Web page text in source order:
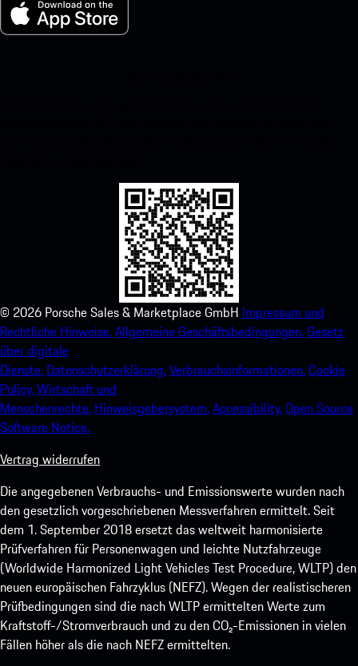
© 2026 Porsche Sales & Marketplace GmbH Impressum und
Rechtliche Hinweise.Allgemeine Geschäftsbedingungen.Gesetz
über digitale
Dienste. Datenschutzerklärung.Verbrauchsinformationen.Cookie
Policy.Wirtschaft und
Menschenrechte. Hinweisgebersystem.Accessibility.Open Source
Software Notice.
Vertrag widerrufen
Die angegebenen Verbrauchs- und Emissionswerte wurden nach
den gesetzlich vorgeschriebenen Messverfahren ermittelt. Seit
dem 1. September 2018 ersetzt das weltweit harmonisierte
Prüfverfahren für Personenwagen und leichte Nutzfahrzeuge
(Worldwide Harmonized Light Vehicles Test Procedure, WLTP) den
neuen europäischen Fahrzyklus (NEFZ). Wegen der realistischeren
Prüfbedingungen sind die nach WLTP ermittelten Werte zum
Kraftstoff-/Stromverbrauch und zu den CO₂-Emissionen in vielen
Fällen höher als die nach NEFZ ermittelten.